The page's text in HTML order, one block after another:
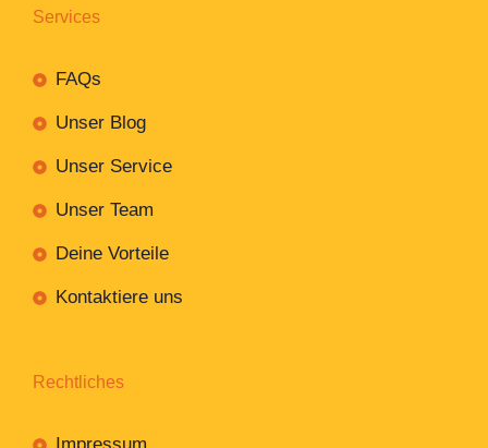
Services
FAQs
Unser Blog
Unser Service
Unser Team
Deine Vorteile
Kontaktiere uns
Rechtliches